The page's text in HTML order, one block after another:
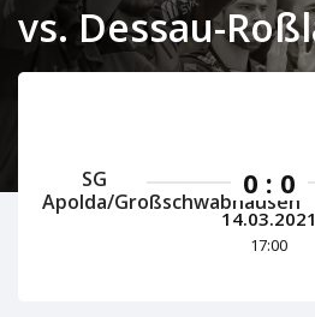
vs. Dessau-
2006
SG
Apolda/Großschwabhausen
0 : 0
14.03.2021
17:00